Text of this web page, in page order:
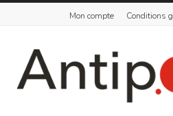
Mon compte Conditions